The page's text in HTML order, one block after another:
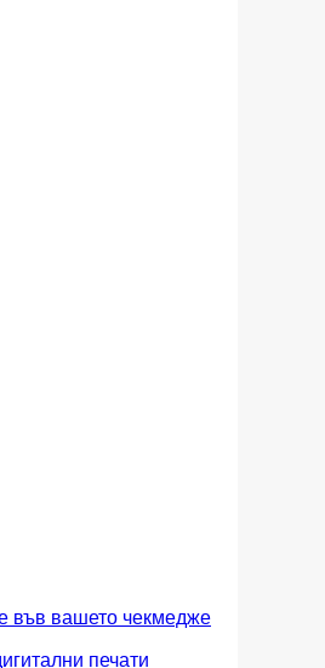
във вашето чекмедже
печати